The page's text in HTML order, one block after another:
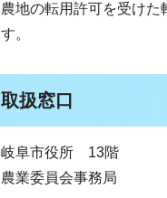
農地の転用許可を受けた
す。
取扱窓口
岐阜市役所 13階
農業委員会事務局